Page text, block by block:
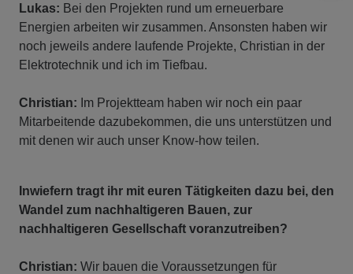
Lukas: Bei den Projekten rund um erneuerbare
Energien arbeiten wir zusammen. Ansonsten haben wir
noch jeweils andere laufende Projekte, Christian in der
Elektrotechnik und ich im Tiefbau.
Christian: Im Projektteam haben wir noch ein paar
Mitarbeitende dazubekommen, die uns unterstützen und
mit denen wir auch unser Know-how teilen.
Inwiefern tragt ihr mit euren Tätigkeiten dazu bei, den
Wandel zum nachhaltigeren Bauen, zur
nachhaltigeren Gesellschaft voranzutreiben?
Christian: Wir bauen die Voraussetzungen für